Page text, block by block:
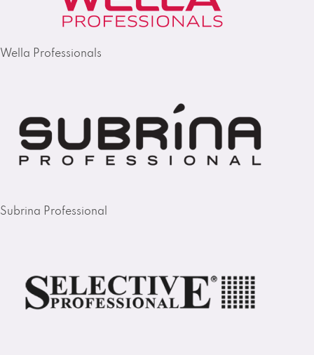
Wella Professionals
Subrina Professional